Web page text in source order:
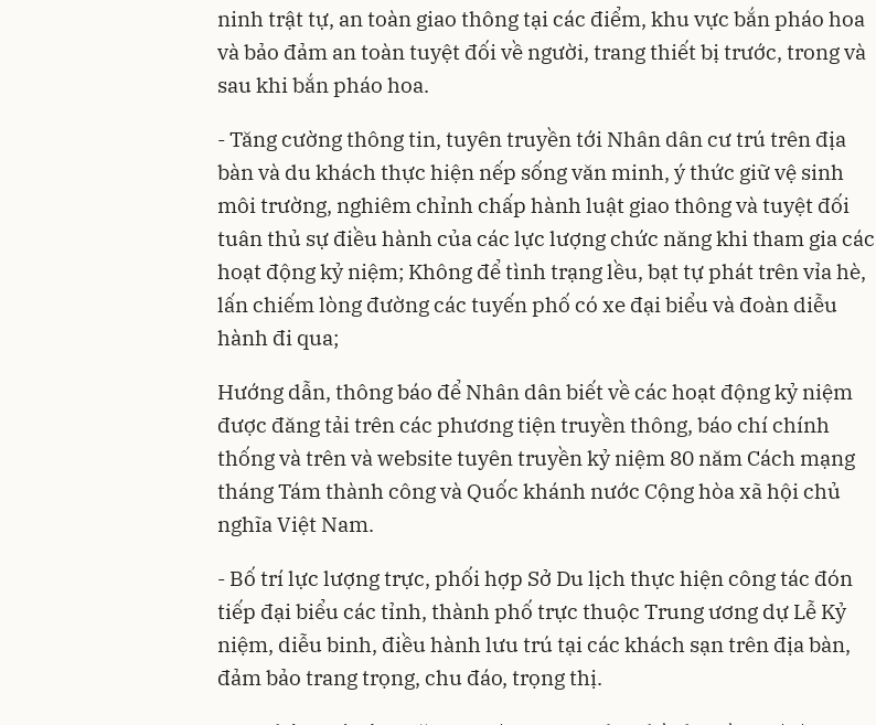
ninh trật tự, an toàn giao thông tại các điểm, khu vực bắn pháo hoa
và bảo đảm an toàn tuyệt đối về người, trang thiết bị trước, trong và
sau khi bắn pháo hoa.
- Tăng cường thông tin, tuyên truyền tới Nhân dân cư trú trên địa
bàn và du khách thực hiện nếp sống văn minh, ý thức giữ vệ sinh
môi trường, nghiêm chỉnh chấp hành luật giao thông và tuyệt đối
tuân thủ sự điều hành của các lực lượng chức năng khi tham gia các
hoạt động kỷ niệm; Không để tình trạng lều, bạt tự phát trên vỉa hè,
lấn chiếm lòng đường các tuyến phố có xe đại biểu và đoàn diễu
hành đi qua;
Hướng dẫn, thông báo để Nhân dân biết về các hoạt động kỷ niệm
được đăng tải trên các phương tiện truyền thông, báo chí chính
thống và trên và website tuyên truyền kỷ niệm 80 năm Cách mạng
tháng Tám thành công và Quốc khánh nước Cộng hòa xã hội chủ
nghĩa Việt Nam.
- Bố trí lực lượng trực, phối hợp Sở Du lịch thực hiện công tác đón
tiếp đại biểu các tỉnh, thành phố trực thuộc Trung ương dự Lễ Kỷ
niệm, diễu binh, điều hành lưu trú tại các khách sạn trên địa bàn,
đảm bảo trang trọng, chu đáo, trọng thị.